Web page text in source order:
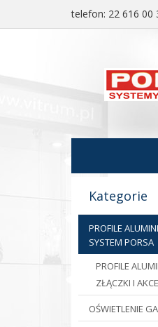
telefon: 22 616 00
Kategorie
PROFILE
SYSTEM PORSA
PROFILE
ZŁĄCZKI I
OŚWIETLENIE